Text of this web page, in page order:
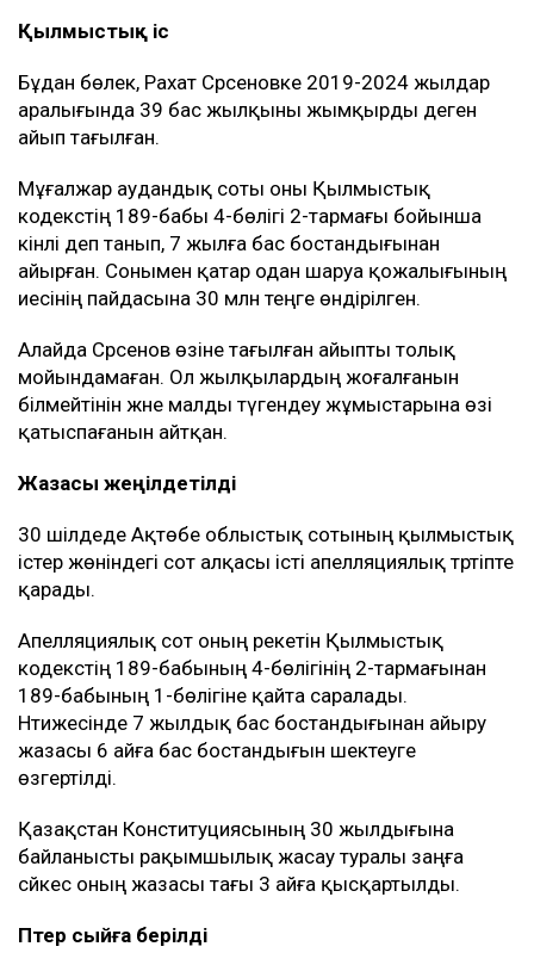
Қылмыстық іс
Бұдан бөлек, Рахат Сәрсеновке 2019-2024 жылдар
аралығында 39 бас жылқыны жымқырды деген
айып тағылған.
Мұғалжар аудандық соты оны Қылмыстық
кодекстің 189-бабы 4-бөлігі 2-тармағы бойынша
кінәлі деп танып, 7 жылға бас бостандығынан
айырған. Сонымен қатар одан шаруа қожалығының
иесінің пайдасына 30 млн теңге өндірілген.
Алайда Сәрсенов өзіне тағылған айыпты толық
мойындамаған. Ол жылқылардың жоғалғанын
білмейтінін және малды түгендеу жұмыстарына өзі
қатыспағанын айтқан.
Жазасы жеңілдетілді
30 шілдеде Ақтөбе облыстық сотының қылмыстық
істер жөніндегі сот алқасы істі апелляциялық тәртіпте
қарады.
Апелляциялық сот оның әрекетін Қылмыстық
кодекстің 189-бабының 4-бөлігінің 2-тармағынан
189-бабының 1-бөлігіне қайта саралады.
Нәтижесінде 7 жылдық бас бостандығынан айыру
жазасы 6 айға бас бостандығын шектеуге
өзгертілді.
Қазақстан Конституциясының 30 жылдығына
байланысты рақымшылық жасау туралы заңға
сәйкес оның жазасы тағы 3 айға қысқартылды.
Пәтер сыйға берілді